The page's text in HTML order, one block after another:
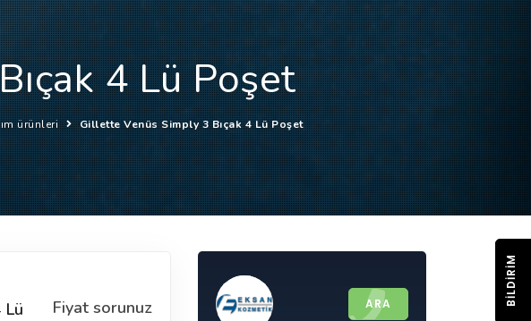
4 Lü Poşet
ürünleri Gillette Venüs Simply 3 Bıçak 4 Lü Poşet
Fiyat sorunuz ARA BILDIRIM